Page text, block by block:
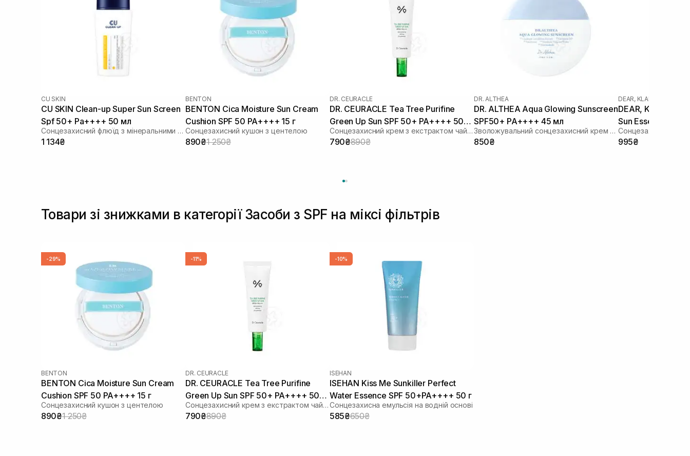
Фітостероли(+1)
(+1)
CU SKIN
CU SKIN Clean-up Super Sun Screen
Spf 50+ Pa++++ 50 мл
Сонцезахисний флюїд з мінеральними та органічними фільтрами
1 134₴
BENTON
BENTON Cica Moisture Sun Cream
Cushion SPF 50 PA++++ 15 г
Сонцезахисний кушон з центелою
890₴1 250₴
DR. CEURACLE
DR. CEURACLE Tea Tree Purifine
Green Up Sun SPF 50+ PA++++ 50
мл
Сонцезахисний крем з екстрактом чайного дерева
790₴890₴
DR. ALTHEA
DR. ALTHEA Aqua Glowing Sunscreen
SPF50+ PA++++ 45 мл
Зволожувальний сонцезахисний крем з пантенолом
850₴
DEAR, KLAIRS
DEAR, KLAIRS
Sun Essence 50
995₴
Товари зі знижками в категорії Засоби з SPF на міксі фільтрів
-29%
BENTON
BENTON Cica Moisture Sun Cream
Cushion SPF 50 PA++++ 15 г
Сонцезахисний кушон з центелою
890₴1 250₴
-11%
DR. CEURACLE
DR. CEURACLE Tea Tree Purifine
Green Up Sun SPF 50+ PA++++ 50
мл
Сонцезахисний крем з екстрактом чайного дерева
790₴890₴
-10%
ISEHAN
ISEHAN Kiss Me Sunkiller Perfect
Water Essence SPF 50+PA++++ 50 г
Сонцезахисна емульсія на водній основі
585₴650₴